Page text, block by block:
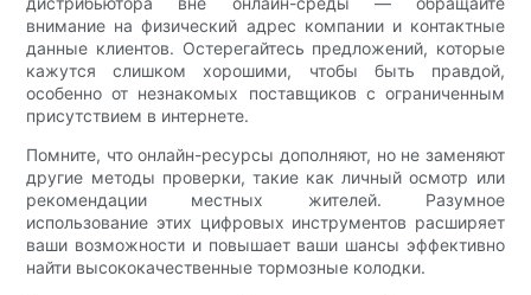
внимание на физический адрес компании и контактные
данные клиентов. Остерегайтесь предложений, которые
кажутся слишком хорошими, чтобы быть правдой,
особенно от незнакомых поставщиков с ограниченным
присутствием в интернете.
Помните, что онлайн-ресурсы дополняют, но не заменяют
другие методы проверки, такие как личный осмотр или
рекомендации местных жителей. Разумное
использование этих цифровых инструментов расширяет
ваши возможности и повышает ваши шансы эффективно
найти высококачественные тормозные колодки.